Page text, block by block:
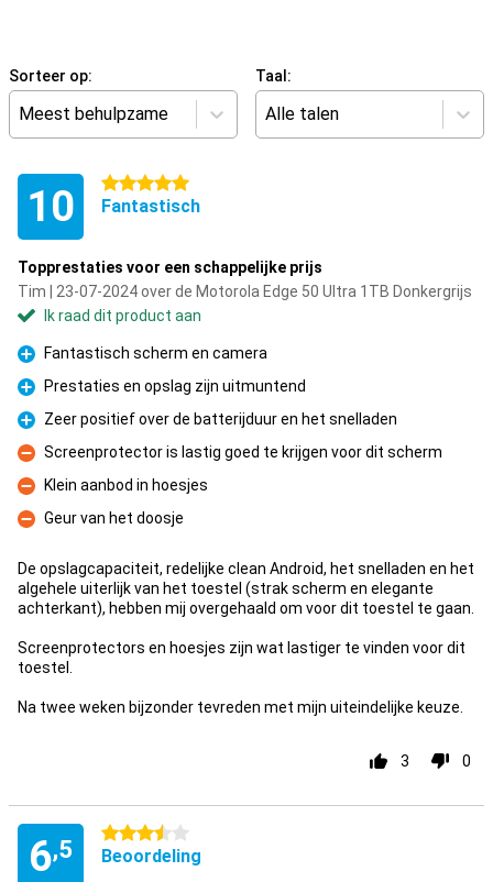
Sorteer op:
Meest behulpzame
Taal:
Alle talen
10 5 sterren
Fantastisch
Topprestaties voor een schappelijke prijs
Tim | 23-07-2024 over de Motorola Edge 50 Ultra 1TB Donkergrijs
Ik raad dit product aan
Pluspunt
Fantastisch scherm en camera
Pluspunt
Prestaties en opslag zijn uitmuntend
Pluspunt
Zeer positief over de batterijduur en het snelladen
Minpunt
Screenprotector is lastig goed te krijgen voor dit scherm
Minpunt
Klein aanbod in hoesjes
Minpunt
Geur van het doosje
De opslagcapaciteit, redelijke clean Android, het snelladen en het
algehele uiterlijk van het toestel (strak scherm en elegante
achterkant), hebben mij overgehaald om voor dit toestel te gaan.
Screenprotectors en hoesjes zijn wat lastiger te vinden voor dit
toestel.
Na twee weken bijzonder tevreden met mijn uiteindelijke keuze.
3 0
6,5
3.5 sterren
Beoordeling